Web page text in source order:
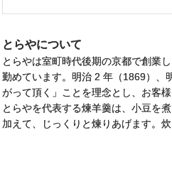
とらやについて
とらやは室町時代後期の京都で創業
勤めています。明治 2 年（1869）、
がって頂く」ことを理念とし、お客
とらやを代表する煉羊羹は、小豆を
加えて、じっくりと煉りあげます。